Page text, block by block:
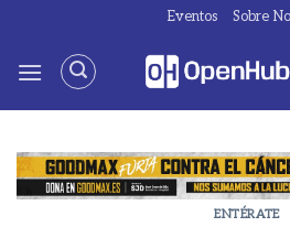
contenido
Eventos Sobre
ENTÉRATE